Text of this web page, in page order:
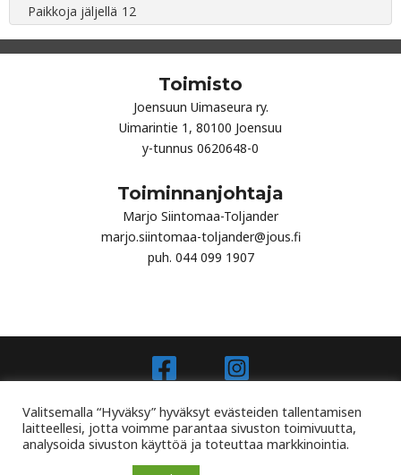
Toimisto
Joensuun Uimaseura ry.
Uimarintie 1, 80100 Joensuu
y-tunnus 0620648-0
Toiminnanjohtaja
Marjo Siintomaa-Toljander
marjo.siintomaa-toljander@jous.fi
puh. 044 099 1907
Joensuun Uimaseura Ry - Jous.fi
Valitsemalla “Hyväksy” hyväksyt evästeiden tallentamisen
laitteellesi, jotta voimme parantaa sivuston toimivuutta,
analysoida sivuston käyttöä ja toteuttaa markkinointia.